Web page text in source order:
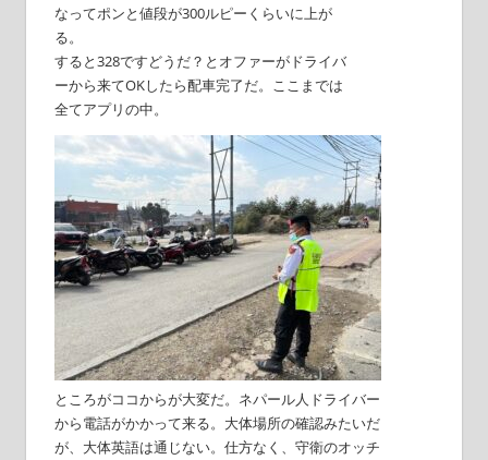
なってポンと値段が300ルピーくらいに上が
る。
すると328ですどうだ？とオファーがドライバ
ーから来てOKしたら配車完了だ。ここまでは
全てアプリの中。
ところがココからが大変だ。ネパール人ドライバー
から電話がかかって来る。大体場所の確認みたいだ
が、大体英語は通じない。仕方なく、守衛のオッチ